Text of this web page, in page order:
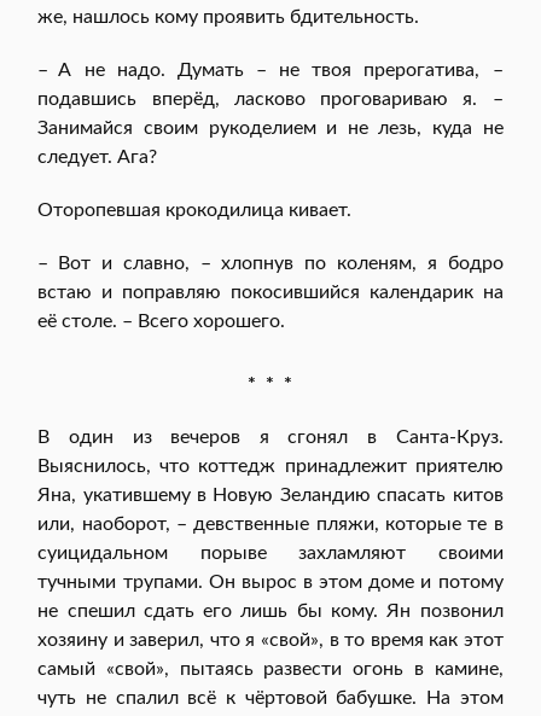
же, нашлось кому проявить бдительность.
– А не надо. Думать – не твоя прерогатива, –
подавшись вперёд, ласково проговариваю я. –
Занимайся своим рукоделием и не лезь, куда не
следует. Ага?
Оторопевшая крокодилица кивает.
– Вот и славно, – хлопнув по коленям, я бодро
встаю и поправляю покосившийся календарик на
её столе. – Всего хорошего.
* * *
В один из вечеров я сгонял в Санта-Круз.
Выяснилось, что коттедж принадлежит приятелю
Яна, укатившему в Новую Зеландию спасать китов
или, наоборот, – девственные пляжи, которые те в
суицидальном порыве захламляют своими
тучными трупами. Он вырос в этом доме и потому
не спешил сдать его лишь бы кому. Ян позвонил
хозяину и заверил, что я «свой», в то время как этот
самый «свой», пытаясь развести огонь в камине,
чуть не спалил всё к чёртовой бабушке. На этом